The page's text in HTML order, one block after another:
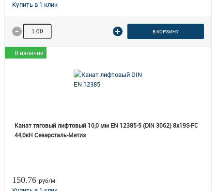
Количество товара В КОРЗИНУ
В наличии
Канат тяговый лифтовый 10,0 мм EN 12385-5 (DIN 3062) 8х19S-FC
44,0кН Северсталь-Метиз
150.76 руб/м